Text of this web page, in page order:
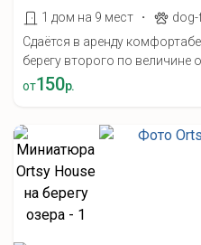
1 дом на 9 мест
·
Сдаётся в аренду
берегу второго по величине
от150р.